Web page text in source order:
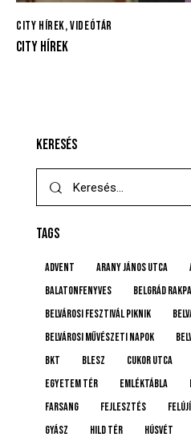
CITY HÍREK,VIDEÓTÁR
CITY HÍREK
KERESÉS
TAGS
advent Arany János utca
Balatonfenyves
Belgrád
Belvárosi Fesztivál Piknik
Belvárosi Művészeti Napok
BKT
BLESZ Cukor utca
Egyetem tér
emléktábla
farsang
fejlesztés
gyász
Hild tér húsvét